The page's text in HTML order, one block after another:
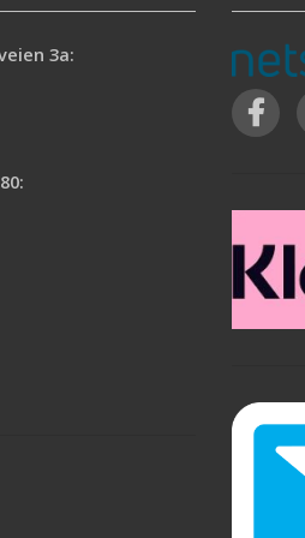
3a: